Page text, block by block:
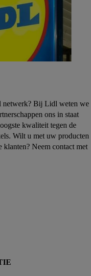
netwerk? Bij Lidl weten we
ons in staat
kwaliteit tegen de
Wilt u met uw producten
klanten? Neem contact met
welke cookies en
verwerkingsdoeleinden
vinden over de
voor de optie dat er
en vergelijkbare
in met alle
van de gegevens
gewenst moment in te
Klik hiervoor meer